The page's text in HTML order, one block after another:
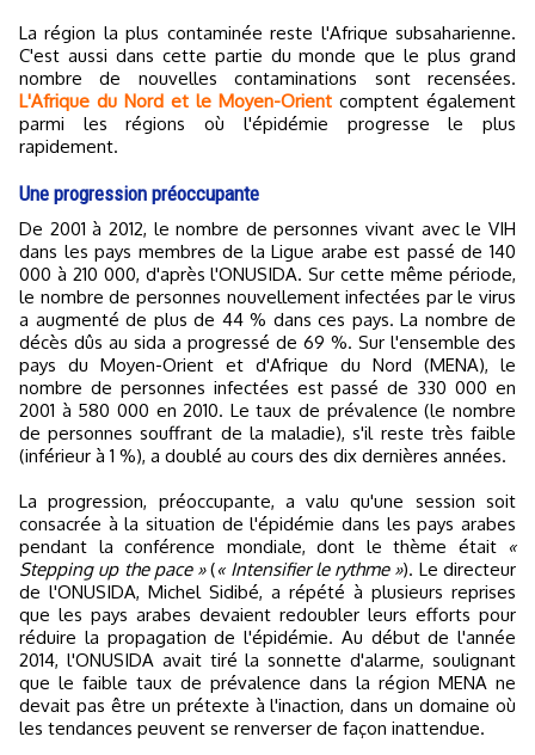
La région la plus contaminée reste l'Afrique subsaharienne.
C'est aussi dans cette partie du monde que le plus grand
nombre de nouvelles contaminations sont recensées.
L'Afrique du Nord et le Moyen-Orient comptent également
parmi les régions où l'épidémie progresse le plus
rapidement.
Une progression préoccupante
De 2001 à 2012, le nombre de personnes vivant avec le VIH
dans les pays membres de la Ligue arabe est passé de 140
000 à 210 000, d'après l'ONUSIDA. Sur cette même période,
le nombre de personnes nouvellement infectées par le virus
a augmenté de plus de 44 % dans ces pays. La nombre de
décès dûs au sida a progressé de 69 %. Sur l'ensemble des
pays du Moyen-Orient et d'Afrique du Nord (MENA), le
nombre de personnes infectées est passé de 330 000 en
2001 à 580 000 en 2010. Le taux de prévalence (le nombre
de personnes souffrant de la maladie), s'il reste très faible
(inférieur à 1 %), a doublé au cours des dix dernières années.
La progression, préoccupante, a valu qu'une session soit
consacrée à la situation de l'épidémie dans les pays arabes
pendant la conférence mondiale, dont le thème était «
Stepping up the pace »(« Intensifier le rythme »). Le directeur
de l'ONUSIDA, Michel Sidibé, a répété à plusieurs reprises
que les pays arabes devaient redoubler leurs efforts pour
réduire la propagation de l'épidémie. Au début de l'année
2014, l'ONUSIDA avait tiré la sonnette d'alarme, soulignant
que le faible taux de prévalence dans la région MENA ne
devait pas être un prétexte à l'inaction, dans un domaine où
les tendances peuvent se renverser de façon inattendue.